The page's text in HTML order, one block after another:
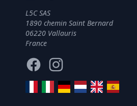
L5C SAS
1890 chemin Saint Bernard
06220 Vallauris
France
FacebookInstagram